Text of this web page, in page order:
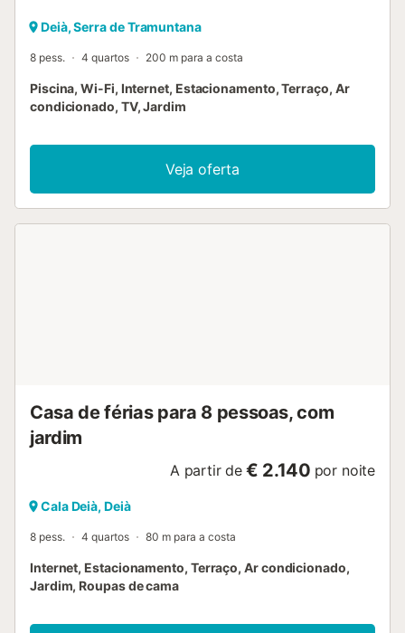
Deià, Serra de Tramuntana
8 pess. 4 quartos 200 m para a costa
Piscina, Wi-Fi, Internet, Estacionamento, Terraço, Ar
condicionado, TV, Jardim
Veja oferta
Casa de férias para 8 pessoas, com
jardim
A partir de € 2.140 por noite
Cala Deià, Deià
8 pess. 4 quartos 80 m para a costa
Internet, Estacionamento, Terraço, Ar condicionado,
Jardim, Roupas de cama